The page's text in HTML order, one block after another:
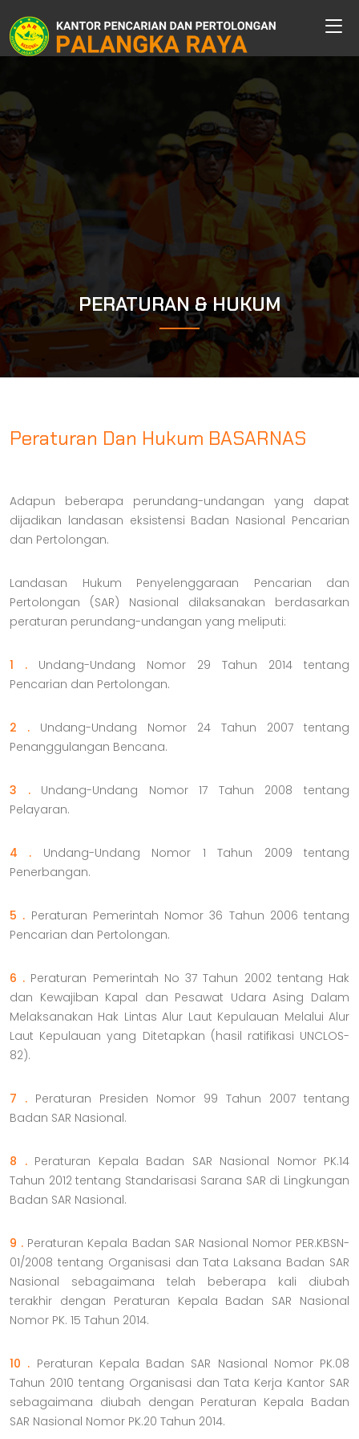
PERATURAN & HUKUM
Peraturan Dan Hukum BASARNAS
Adapun beberapa perundang-undangan yang dapat
dijadikan landasan eksistensi Badan Nasional Pencarian
dan Pertolongan.
Landasan Hukum Penyelenggaraan Pencarian dan
Pertolongan (SAR) Nasional dilaksanakan berdasarkan
peraturan perundang-undangan yang meliputi:
1 . Undang-Undang Nomor 29 Tahun 2014 tentang
Pencarian dan Pertolongan.
2 . Undang-Undang Nomor 24 Tahun 2007 tentang
Penanggulangan Bencana.
3 . Undang-Undang Nomor 17 Tahun 2008 tentang
Pelayaran.
4 . Undang-Undang Nomor 1 Tahun 2009 tentang
Penerbangan.
5 . Peraturan Pemerintah Nomor 36 Tahun 2006 tentang
Pencarian dan Pertolongan.
6 . Peraturan Pemerintah No 37 Tahun 2002 tentang Hak
dan Kewajiban Kapal dan Pesawat Udara Asing Dalam
Melaksanakan Hak Lintas Alur Laut Kepulauan Melalui Alur
Laut Kepulauan yang Ditetapkan (hasil ratifikasi UNCLOS-
82).
7 . Peraturan Presiden Nomor 99 Tahun 2007 tentang
Badan SAR Nasional.
8 . Peraturan Kepala Badan SAR Nasional Nomor PK.14
Tahun 2012 tentang Standarisasi Sarana SAR di Lingkungan
Badan SAR Nasional.
9 . Peraturan Kepala Badan SAR Nasional Nomor PER.KBSN-
01/2008 tentang Organisasi dan Tata Laksana Badan SAR
Nasional sebagaimana telah beberapa kali diubah
terakhir dengan Peraturan Kepala Badan SAR Nasional
Nomor PK. 15 Tahun 2014.
10 . Peraturan Kepala Badan SAR Nasional Nomor PK.08
Tahun 2010 tentang Organisasi dan Tata Kerja Kantor SAR
sebagaimana diubah dengan Peraturan Kepala Badan
SAR Nasional Nomor PK.20 Tahun 2014.